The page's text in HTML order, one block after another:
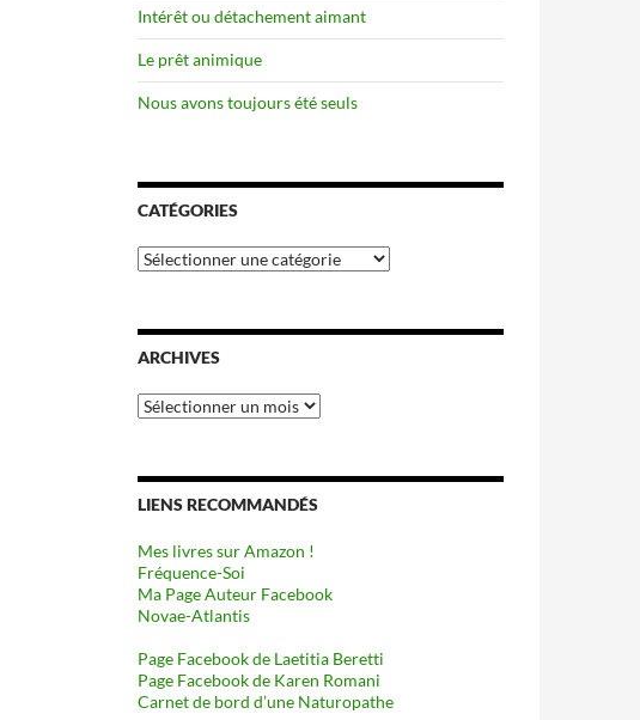
Intérêt ou détachement aimant
Le prêt animique
Nous avons toujours été seuls
CATÉGORIES
Catégories
ARCHIVES
Archives
LIENS RECOMMANDÉS
Mes livres sur Amazon !
Fréquence-Soi
Ma Page Auteur Facebook
Novae-Atlantis
Page Facebook de Laetitia Beretti
Page Facebook de Karen Romani
Carnet de bord d’une Naturopathe